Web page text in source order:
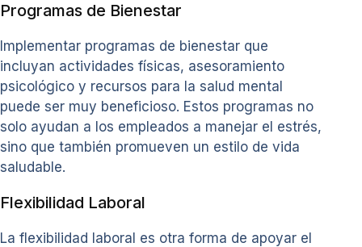
Programas de Bienestar
Implementar programas de bienestar que
incluyan actividades físicas, asesoramiento
psicológico y recursos para la salud mental
puede ser muy beneficioso. Estos programas no
solo ayudan a los empleados a manejar el estrés,
sino que también promueven un estilo de vida
saludable.
Flexibilidad Laboral
La flexibilidad laboral es otra forma de apoyar el